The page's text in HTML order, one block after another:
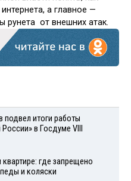
а главное —
рунета от внешних атак.
подвел итоги работы
в Госдуме VIII
где запрещено
и коляски